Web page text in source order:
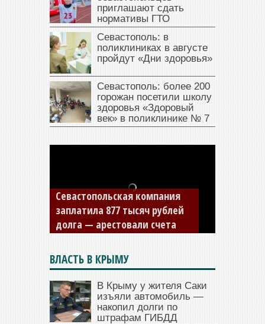
приглашают сдать
нормативы ГТО
Севастополь: в
поликлиниках в августе
пройдут «Дни здоровья»
Севастополь: более 200
горожан посетили школу
здоровья «Здоровый
век» в поликлинике № 7
ЕДДС Симферополя
исполнилось 10 лет
ВЛАСТЬ В КРЫМУ
В Крыму у жителя Саки
изъяли автомобиль —
накопил долги по
штрафам ГИБДД